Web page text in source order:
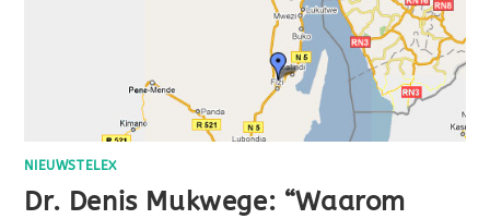
NIEUWSTELEX
Dr. Denis Mukwege: “Waarom